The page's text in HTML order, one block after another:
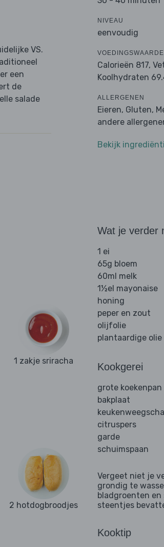
VS.
een
de
salade
NIVEAU
eenvoudig
Calorieën 817,
Koolhydraten
ALLERGENEN
Eieren, Gluten,
andere
Bekijk
1 zakje sriracha
2 hotdogbroodjes
Wat je verder
1 ei
65g bloem
60ml melk
1½el mayonaise
honing
peper en zout
olijfolie
plantaardige olie
Kookgerei
grote koekenpan
bakplaat
citruspers
garde
schuimspaan
Vergeet niet je
grondig te
bladgroenten en
steentjes
Kooktip